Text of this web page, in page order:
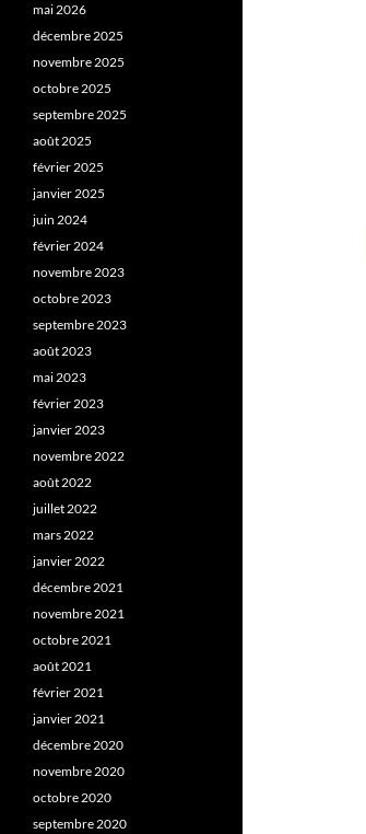
mai 2026
décembre 2025
novembre 2025
octobre 2025
septembre 2025
août 2025
février 2025
janvier 2025
juin 2024
février 2024
novembre 2023
octobre 2023
septembre 2023
août 2023
mai 2023
février 2023
janvier 2023
novembre 2022
août 2022
juillet 2022
mars 2022
janvier 2022
décembre 2021
novembre 2021
octobre 2021
août 2021
février 2021
janvier 2021
décembre 2020
novembre 2020
octobre 2020
septembre 2020